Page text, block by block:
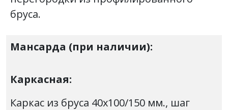
бруса.
Мансарда (при наличии):
Каркасная:
Каркас из бруса 40х100/150 мм., шаг